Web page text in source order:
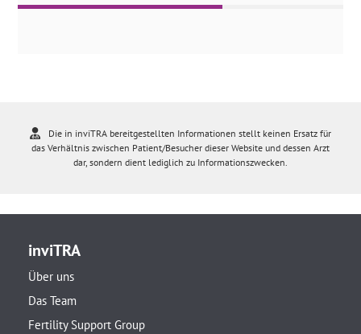
Die in inviTRA bereitgestellten Informationen stellt keinen Ersatz für
das Verhältnis zwischen Patient/Besucher dieser Website und dessen Arzt
dar, sondern dient lediglich zu Informationszwecken.
inviTRA
Über uns
Das Team
Fertility Support Group